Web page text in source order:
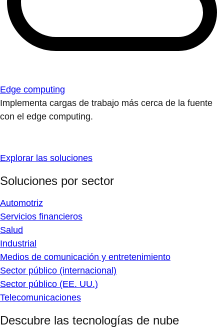
Edge computing
Implementa cargas de trabajo más cerca de la fuente
con el edge computing.
Explorar las soluciones
Soluciones por sector
Automotriz
Servicios financieros
Salud
Industrial
Medios de comunicación y entretenimiento
Sector público (internacional)
Sector público (EE. UU.)
Telecomunicaciones
Descubre las tecnologías de nube